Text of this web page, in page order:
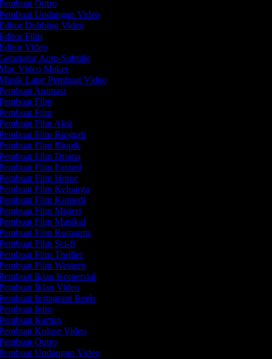
Outro
Undangan Video
Dubbing Video
Film
Video
Auto-Subtitle
Video Maker
Latar Pembuat Video
Animasi
Film
Film
Film Aksi
Film Biografi
Film Biopik
Film Drama
Film Fantasi
Film Horor
Film Keluarga
Film Komedi
Film Misteri
Film Musikal
Film Romantis
Film Sci-fi
Film Thriller
Film Western
Iklan Komersial
Iklan Video
Instagram Reels
Intro
Kartun
Kolase Video
Outro
Undangan Video